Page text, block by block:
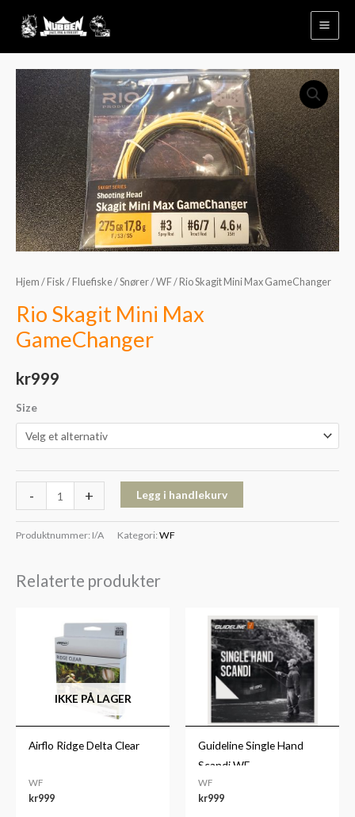
innholdet
Hjem / Fisk / Fluefiske/Snører/WF/ Rio Skagit Mini Max GameChanger
Rio Skagit Mini Max
GameChanger
kr999
Size
-
Rio
Skagit
Mini
Max
GameChanger
antall
+ Legg i handlekurv
Produktnummer: I/A Kategori: WF
Relaterte produkter
IKKE PÅ LAGER
Airflo Ridge Delta Clear
WF
kr999
Guideline Single Hand
Scandi WF
WF
kr999